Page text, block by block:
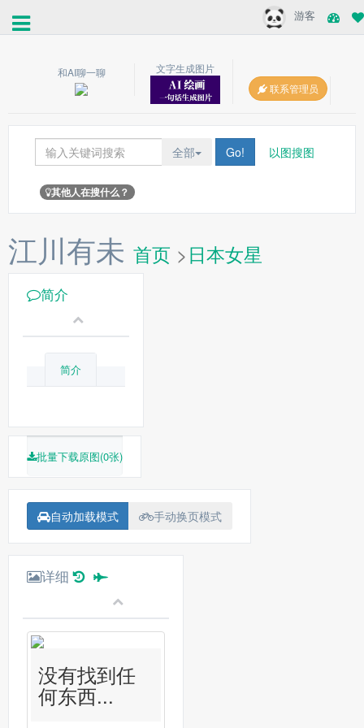
游客
和AI聊一聊
文字生成图片
联系管理员
全部 Go! 以图搜图
其他人在搜什么？
江川有未 首页 >日本女星
简介
简介
批量下载原图(0张)
自动加载模式 手动换页模式
详细
没有找到任
何东西...